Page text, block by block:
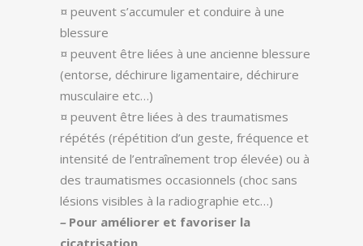
¤ peuvent s’accumuler et conduire à une
blessure
¤ peuvent être liées à une ancienne blessure
(entorse, déchirure ligamentaire, déchirure
musculaire etc…)
¤ peuvent être liées à des traumatismes
répétés (répétition d’un geste, fréquence et
intensité de l’entraînement trop élevée) ou à
des traumatismes occasionnels (choc sans
lésions visibles à la radiographie etc…)
–Pour améliorer et favoriser la